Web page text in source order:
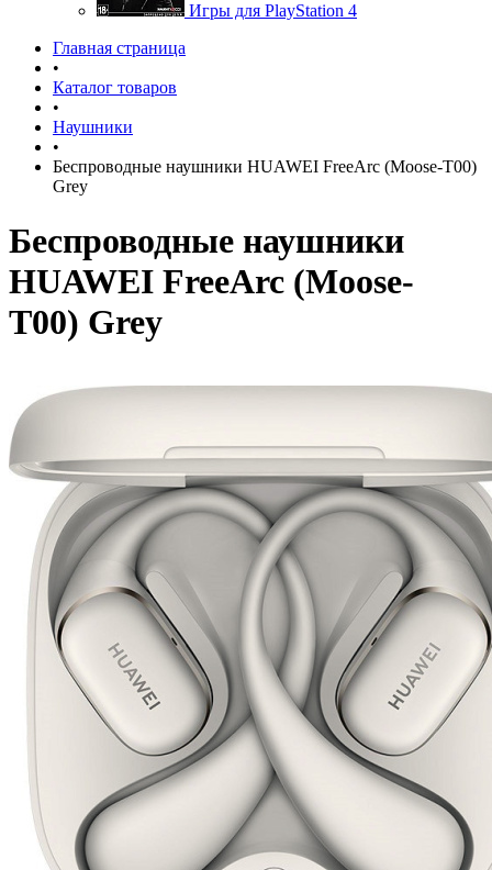
Игры для PlayStation 4
Главная страница
•
Каталог товаров
•
Наушники
•
Беспроводные наушники HUAWEI FreeArc (Moose-T00)
Grey
Беспроводные наушники
HUAWEI FreeArc (Moose-
T00) Grey